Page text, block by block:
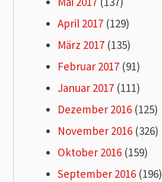
April 2017 (129)
März 2017 (135)
Februar 2017 (91)
Januar 2017 (111)
Dezember 2016 (125)
November 2016 (326)
Oktober 2016 (159)
September 2016 (196)